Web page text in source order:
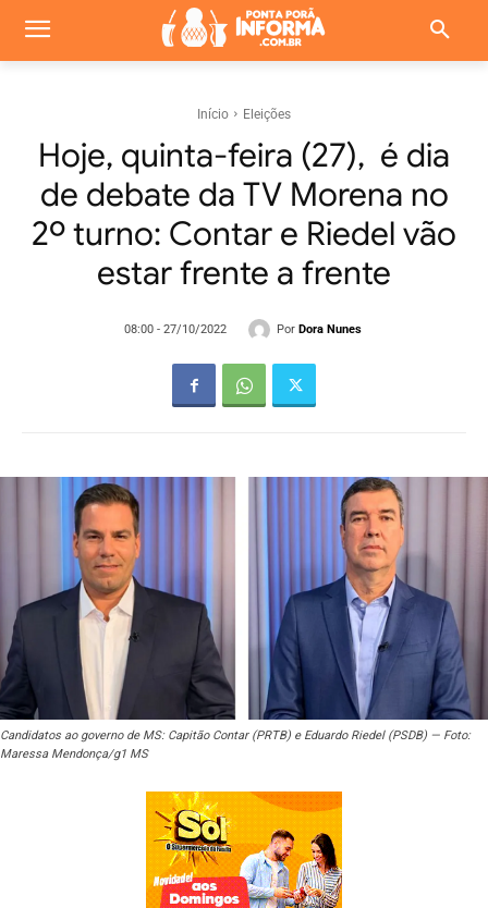
Início Eleições
Hoje, quinta-feira (27), é dia
de debate da TV Morena no
2º turno: Contar e Riedel vão
estar frente a frente
08:00 - 27/10/2022 Por Dora Nunes
Candidatos ao governo de MS: Capitão Contar (PRTB) e Eduardo Riedel (PSDB) — Foto:
Maressa Mendonça/g1 MS